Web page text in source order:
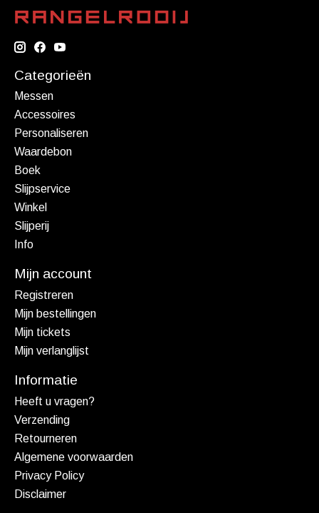
Categorieën
Messen
Accessoires
Personaliseren
Waardebon
Boek
Slijpservice
Winkel
Slijperij
Info
Mijn account
Registreren
Mijn bestellingen
Mijn tickets
Mijn verlanglijst
Informatie
Heeft u vragen?
Verzending
Retourneren
Algemene voorwaarden
Privacy Policy
Disclaimer